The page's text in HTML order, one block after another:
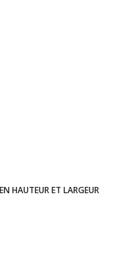
HAUTEUR ET LARGEUR